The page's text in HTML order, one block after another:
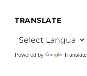
TRANSLATE
Powered by Translate